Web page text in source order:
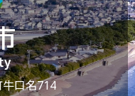
牛口名714